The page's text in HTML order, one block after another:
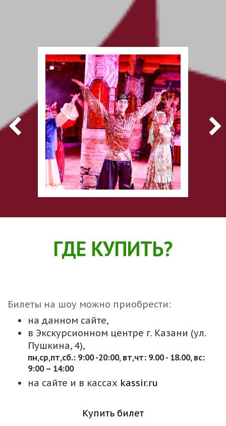
ГДЕ КУПИТЬ?
Билеты на шоу можно приобрести:
на данном сайте,
в Экскурсионном центре г. Казани (ул.
Пушкина, 4),
пн,cр,пт,сб.: 9:00 -20:00, вт,чт: 9.00 - 18.00, вс:
9:00 – 14:00
на сайте и в кассах kassir.ru
Купить билет